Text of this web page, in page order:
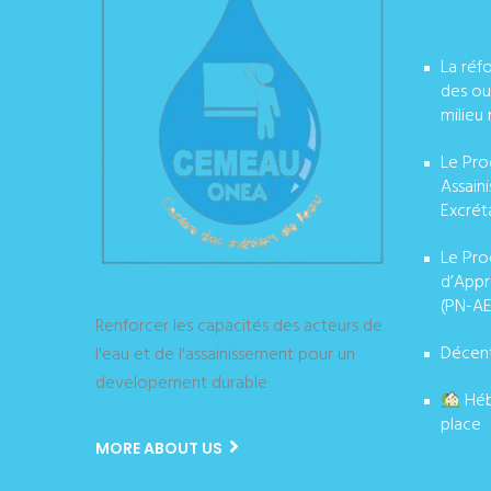
Renforcer les capacités des acteurs de
l'eau et de l'assainissement pour un
developement durable
MORE ABOUT US
La
des
milieu
Le
Le
(PN-
place